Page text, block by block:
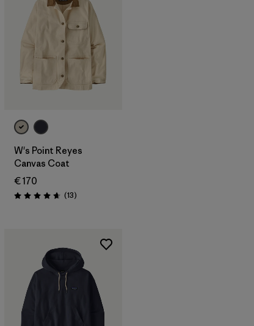
W's Point Reyes
Canvas Coat
€ 170
Valutazione: 4.7 / 5
(13Recensioni
)